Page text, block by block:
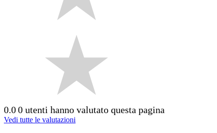
0.00 utenti hanno valutato questa pagina
Vedi tutte le valutazioni